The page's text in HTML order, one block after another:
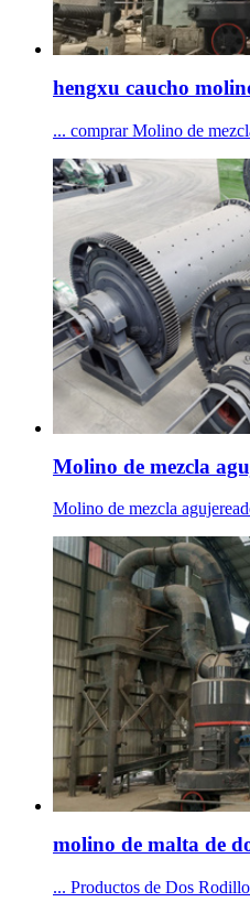
hengxu caucho
... comprar Molino de
Molino de mezcla
Molino de mezcla
molino de malta de
... Productos de Dos